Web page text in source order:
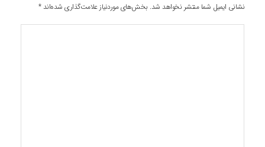
نشانی ایمیل شما منتشر نخواهد شد. بخش‌های موردنیاز علامت‌گذاری شده‌اند*